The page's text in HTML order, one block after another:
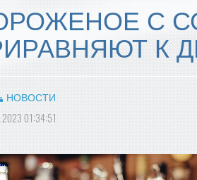
С
К
НОВОСТИ
01:34:51